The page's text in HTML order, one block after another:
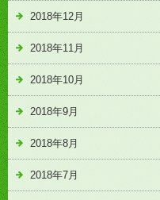
2018年12月
2018年11月
2018年10月
2018年9月
2018年8月
2018年7月